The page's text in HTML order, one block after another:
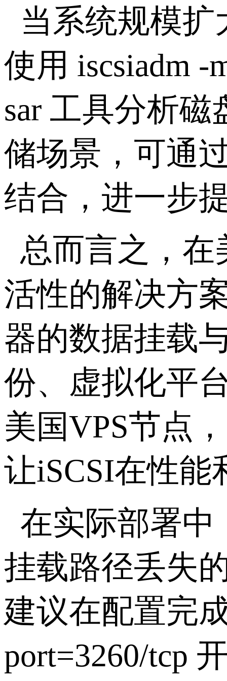
当系统规模
使用 iscsiadm -
sar 工具分析磁
储场景，可通
结合，进一步
总而言之，在
活性的解决方
器的数据挂载
份、虚拟化平
美国VPS节点
让iSCSI在性能
在实际部署中
挂载路径丢失
建议在配置完
port=3260/tcp